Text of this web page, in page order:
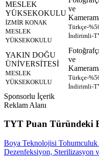
MESLEK
YÜKSEKOKULU
İZMİR KONAK
MESLEK
YÜKSEKOKULU
ve
Türkçe-
İndirimli-
YAKIN DOĞU
ÜNİVERSİTESİ
MESLEK
YÜKSEKOKULU
ve
Türkçe-
İndirimli-
Sponsorlu İçerik
Reklam Alanı
TYT Puan Türündeki
Boya Teknolojisi
Dezenfeksiyon, Sterilizasyon